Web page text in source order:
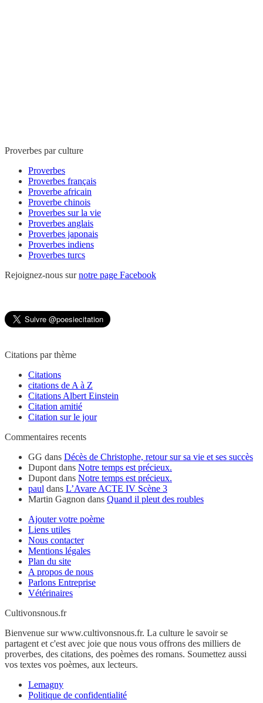
Proverbes par culture
Proverbes
Proverbes français
Proverbe africain
Proverbe chinois
Proverbes sur la vie
Proverbes anglais
Proverbes japonais
Proverbes indiens
Proverbes turcs
Rejoignez-nous surnotre page Facebook
Citations par thème
Citations
citations de A à Z
Citations Albert Einstein
Citation amitié
Citation sur le jour
Commentaires recents
GG dans Décès de Christophe, retour sur sa vie et ses succès
Dupont dans Notre temps est précieux.
Dupont dans Notre temps est précieux.
paul dans L’Avare ACTE IV Scène 3
Martin Gagnon dans Quand il pleut des roubles
Ajouter votre poème
Liens utiles
Nous contacter
Mentions légales
Plan du site
A propos de nous
Parlons Entreprise
Vétérinaires
Cultivonsnous.fr
Bienvenue sur www.cultivonsnous.fr. La culture le savoir se
partagent et c'est avec joie que nous vous offrons des milliers de
proverbes, des citations, des poèmes des romans. Soumettez aussi
vos textes vos poèmes, aux lecteurs.
Lemagny
Politique de confidentialité